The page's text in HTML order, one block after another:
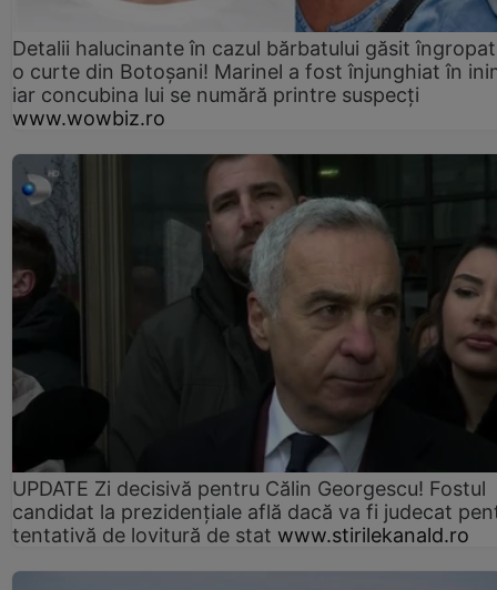
Detalii halucinante în cazul bărbatului găsit
o curte din Botoșani! Marinel a fost înjunghiat în
iar concubina lui se numără printre suspecți
www.wowbiz.ro
UPDATE Zi decisivă pentru Călin Georgescu! Fostul
candidat la prezidențiale află dacă va fi judecat
tentativă de lovitură de stat www.stirilekanald.ro